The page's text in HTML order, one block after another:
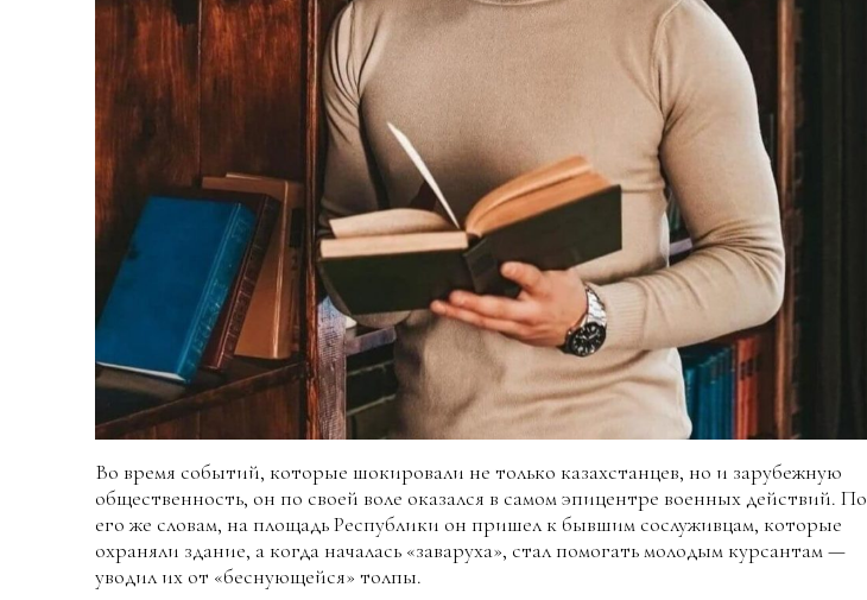
Во время событий, которые шокировали не только казахстанцев, но и зарубежную
общественность, он по своей воле оказался в самом эпицентре военных действий. По
его же словам, на площадь Республики он пришел к бывшим сослуживцам, которые
охраняли здание, а когда началась «заваруха», стал помогать молодым курсантам —
уводил их от «беснующейся» толпы.